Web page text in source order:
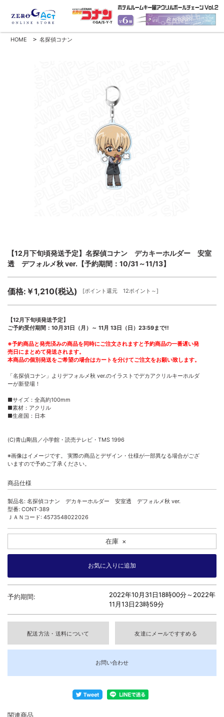
HOME > 名探偵コナン
【12月下旬頃発送予定】名探偵コナン デカキーホルダー 安室
透 デフォルメ秋 ver.【予約期間：10/31～11/13】
価格:￥1,210(税込) [ポイント還元 12ポイント～]
【12月下旬頃発送予定】
ご予約受付期間：10月31日（月）～ 11月 13日（日）23:59まで!!
※予約商品と発売済みの商品を同時にご注文されますと予約商品の一番遅い発
売日にまとめて発送されます。
本商品の個別発送をご希望の場合はカートを分けてご注文をお願い致します。
「名探偵コナン」よりデフォルメ秋 ver.のイラストでデカアクリルキーホルダ
ーが新登場！
■サイズ：全高約100mm
■素材：アクリル
■生産国：日本
(C)青山剛昌／小学館・読売テレビ・TMS 1996
※画像はイメージです。 実際の商品とデザイン・仕様が一部異なる場合がござ
いますので予めご了承ください。
商品仕様
製品名: 名探偵コナン デカキーホルダー 安室透 デフォルメ秋 ver.
型番: CONT-389
ＪＡＮコード: 4573548022026
在庫 ×
予約期間: 2022年10月31日18時00分～2022年
11月13日23時59分
配送方法・送料について 友達にメールですすめる
お問い合わせ
関連商品